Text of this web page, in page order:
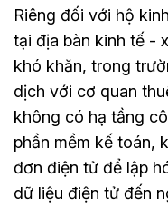
Riêng đối với hộ
tại địa bàn kinh tế -
khó khăn, trong
dịch với cơ quan
không có hạ tầng
phần mềm kế toán,
đơn điện tử để lập
dữ liệu điện tử đến